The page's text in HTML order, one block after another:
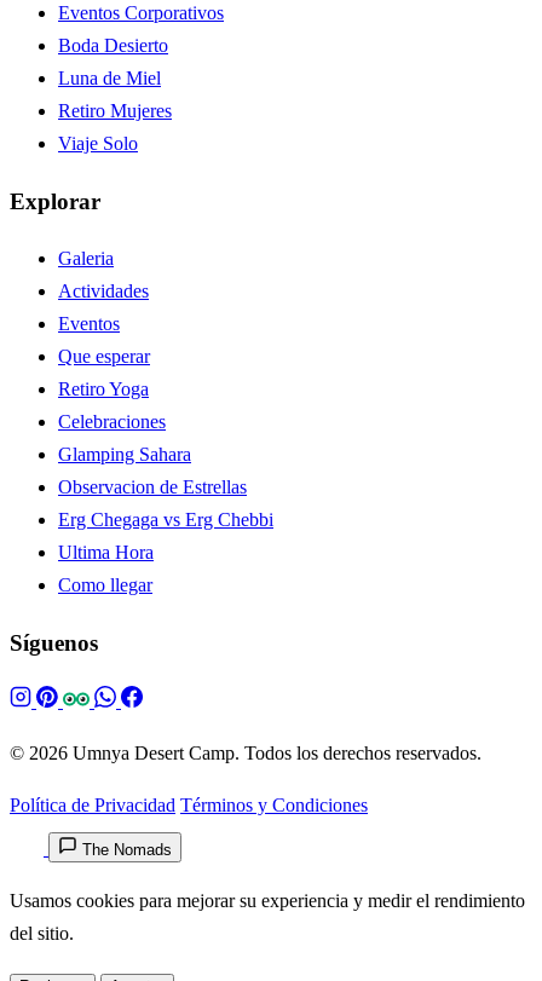
Eventos Corporativos
Boda Desierto
Luna de Miel
Retiro Mujeres
Viaje Solo
Explorar
Galeria
Actividades
Eventos
Que esperar
Retiro Yoga
Celebraciones
Glamping Sahara
Observacion de Estrellas
Erg Chegaga vs Erg Chebbi
Ultima Hora
Como llegar
Síguenos
© 2026 Umnya Desert Camp. Todos los derechos reservados.
Política de Privacidad Términos y Condiciones
The Nomads
Usamos cookies para mejorar su experiencia y medir el rendimiento
del sitio.